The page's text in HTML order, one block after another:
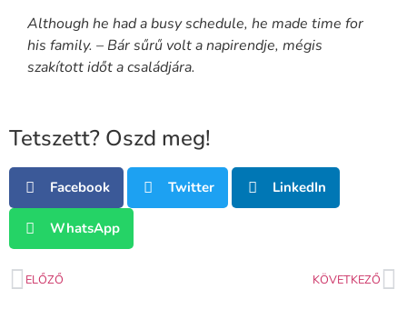
Although he had a busy schedule, he made time for
his family. – Bár sűrű volt a napirendje, mégis
szakított időt a családjára.
Tetszett? Oszd meg!
Facebook Twitter LinkedIn
WhatsApp
ELŐZŐ KÖVETKEZŐ